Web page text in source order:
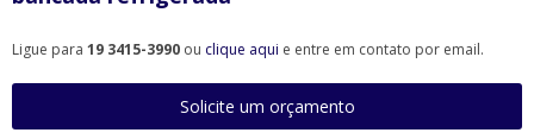
Ligue para 19 3415-3990 ou clique aqui e entre em contato por email.
Solicite um orçamento